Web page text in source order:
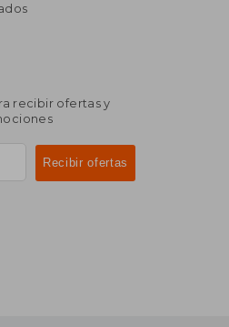
recibir ofertas y